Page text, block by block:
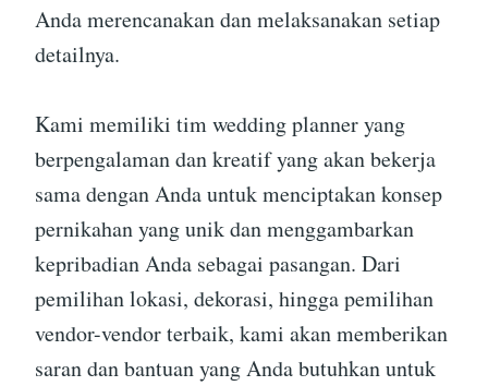
Anda merencanakan dan melaksanakan setiap
detailnya.
Kami memiliki tim wedding planner yang
berpengalaman dan kreatif yang akan bekerja
sama dengan Anda untuk menciptakan konsep
pernikahan yang unik dan menggambarkan
kepribadian Anda sebagai pasangan. Dari
pemilihan lokasi, dekorasi, hingga pemilihan
vendor-vendor terbaik, kami akan memberikan
saran dan bantuan yang Anda butuhkan untuk